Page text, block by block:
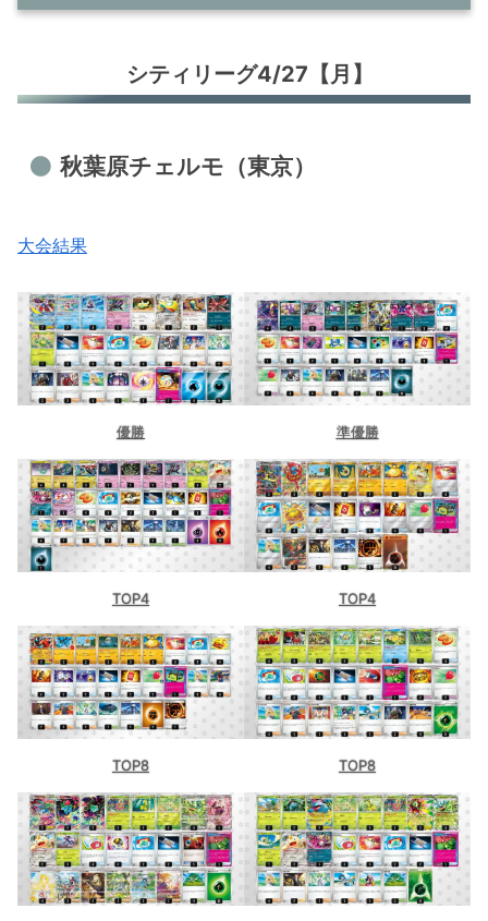
秋葉原チェルモ（東京）
トレカショップVOW（滋賀）
スキップ玉出店（大阪）
シティリーグ4/29【水】
宝島 多治見店（岐阜）
ドラグーン周南（山口）
ブックオフ 西尾下町店（愛知）
鹿角ラボ（秋田）
バトロコ 札幌狸小路（北海道）
シーガル 仙台駅前店（宮城）-1
シーガル 仙台駅前店（宮城）-2
Super KaBoS 二の宮本店（福井）
TCG桜華（愛媛）
三洋堂書店 新開橋店（愛知）
BOOKOFF 307号枚方池之宮店（大
阪）
カードショップ楓（高知）
カードスタジアム小禄店（沖縄）
TSUTAYA光吉店（大分）
遊ING 熊本上通り店（熊本）
ブックオフ佐賀南部バイパス店（佐
シティリーグ4/27【月】
秋葉原チェルモ（東京）
大会結果
優勝 準優勝
TOP4 TOP4
TOP8 TOP8